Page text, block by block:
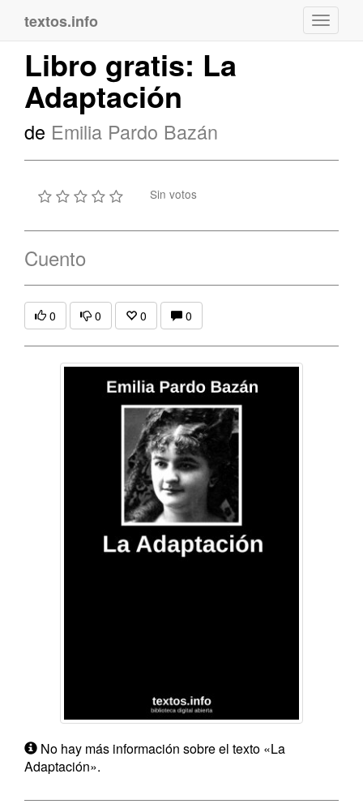
textos.info
Libro gratis: La
Adaptación
de Emilia Pardo Bazán
Sin votos
Cuento
0 0 0 0
No hay más información sobre el texto «La
Adaptación».